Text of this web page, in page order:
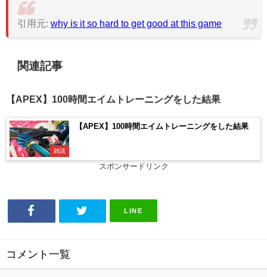
引用元: why is it so hard to get good at this game
関連記事
【APEX】100時間エイムトレーニングをした結果
雑談
【APEX】100時間エイムトレーニングをした結果
スポンサードリンク
LINE
コメント一覧